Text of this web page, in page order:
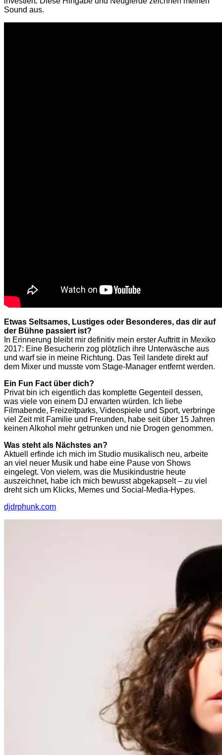
Sound aus.
Etwas Seltsames, Lustiges oder Besonderes, das dir auf
der Bühne passiert ist?
In Erinnerung bleibt mir definitiv mein erster Auftritt in Mexiko
2017: Eine Besucherin zog plötzlich ihre Unterwäsche aus
und warf sie in meine Richtung. Das Teil landete direkt auf
dem Mixer und musste vom Stage-Manager entfernt werden.
Ein Fun Fact über dich?
Privat bin ich eigentlich das komplette Gegenteil dessen,
was viele von einem DJ erwarten würden. Ich liebe
Filmabende, Freizeitparks, Videospiele und Sport, verbringe
viel Zeit mit Familie und Freunden, habe seit über 15 Jahren
keinen Alkohol mehr getrunken und nie Drogen genommen.
Was steht als Nächstes an?
Aktuell erfinde ich mich im Studio musikalisch neu, arbeite
an viel neuer Musik und habe eine Pause von Shows
eingelegt. Von vielem, was die Musikindustrie heute
auszeichnet, habe ich mich bewusst abgekapselt – zu viel
dreht sich um Klicks, Memes und Social-Media-Hypes.
djdrphunk.com